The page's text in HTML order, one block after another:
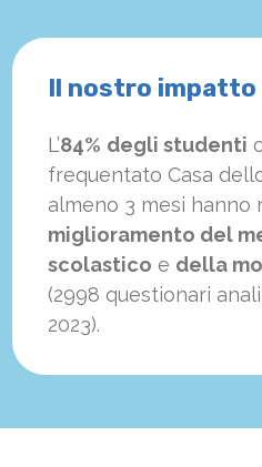
Il nostro impatto
L’84% degli studenti
frequentato Casa
almeno 3 mesi hanno
miglioramento del
scolastico e della
(2998 questionari
2023).